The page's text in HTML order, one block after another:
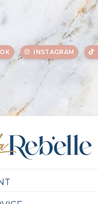
INSTAGRAM